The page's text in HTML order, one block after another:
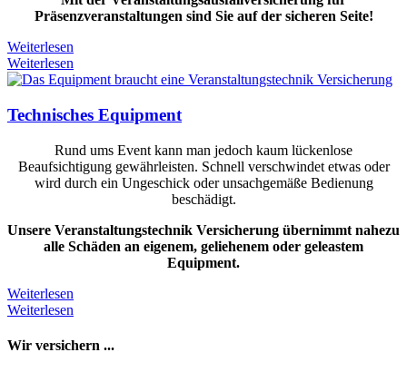
Präsenzveranstaltungen sind Sie auf der sicheren Seite!
Weiterlesen
Weiterlesen
Technisches Equipment
Rund ums Event kann man jedoch kaum lückenlose
Beaufsichtigung gewährleisten. Schnell verschwindet etwas oder
wird durch ein Ungeschick oder unsachgemäße Bedienung
beschädigt.
Unsere Veranstaltungstechnik Versicherung übernimmt nahezu
alle Schäden an eigenem, geliehenem oder geleastem
Equipment.
Weiterlesen
Weiterlesen
Wir versichern ...